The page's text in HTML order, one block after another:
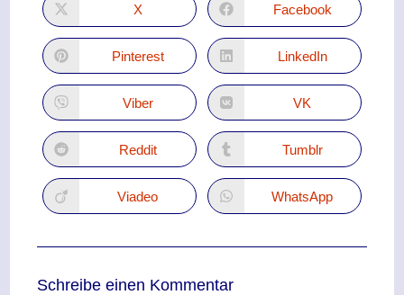
X Facebook
Pinterest LinkedIn
Viber VK
Reddit Tumblr
Viadeo WhatsApp
Schreibe einen Kommentar